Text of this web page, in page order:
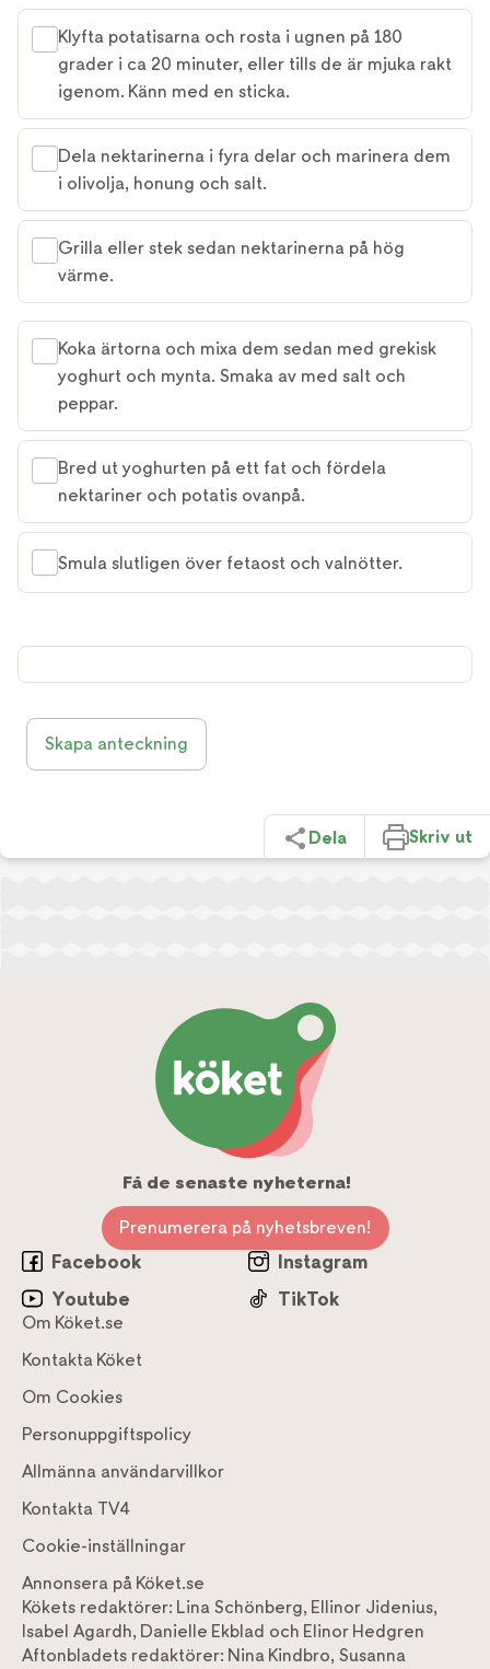
Klyfta potatisarna och rosta i ugnen på 180
grader i ca 20 minuter, eller tills de är mjuka rakt
igenom. Känn med en sticka.
Dela nektarinerna i fyra delar och marinera dem
i olivolja, honung och salt.
Grilla eller stek sedan nektarinerna på hög
värme.
Koka ärtorna och mixa dem sedan med grekisk
yoghurt och mynta. Smaka av med salt och
peppar.
Bred ut yoghurten på ett fat och fördela
nektariner och potatis ovanpå.
Smula slutligen över fetaost och valnötter.
Skapa anteckning
Dela Skriv ut
Få de senaste nyheterna!
Prenumerera på nyhetsbreven!
Facebook
Instagram
Youtube
TikTok
Om Köket.se
Kontakta Köket
Om Cookies
Personuppgiftspolicy
Allmänna användarvillkor
Kontakta TV4
Cookie-inställningar
Annonsera på Köket.se
Kökets redaktörer: Lina Schönberg, Ellinor Jidenius,
Isabel Agardh, Danielle Ekblad och Elinor Hedgren
Aftonbladets redaktörer: Nina Kindbro, Susanna